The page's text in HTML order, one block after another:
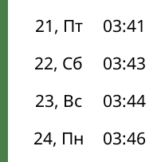
21, Пт
03:41
22, Сб
03:43
23, Вс
03:44
24, Пн
03:46